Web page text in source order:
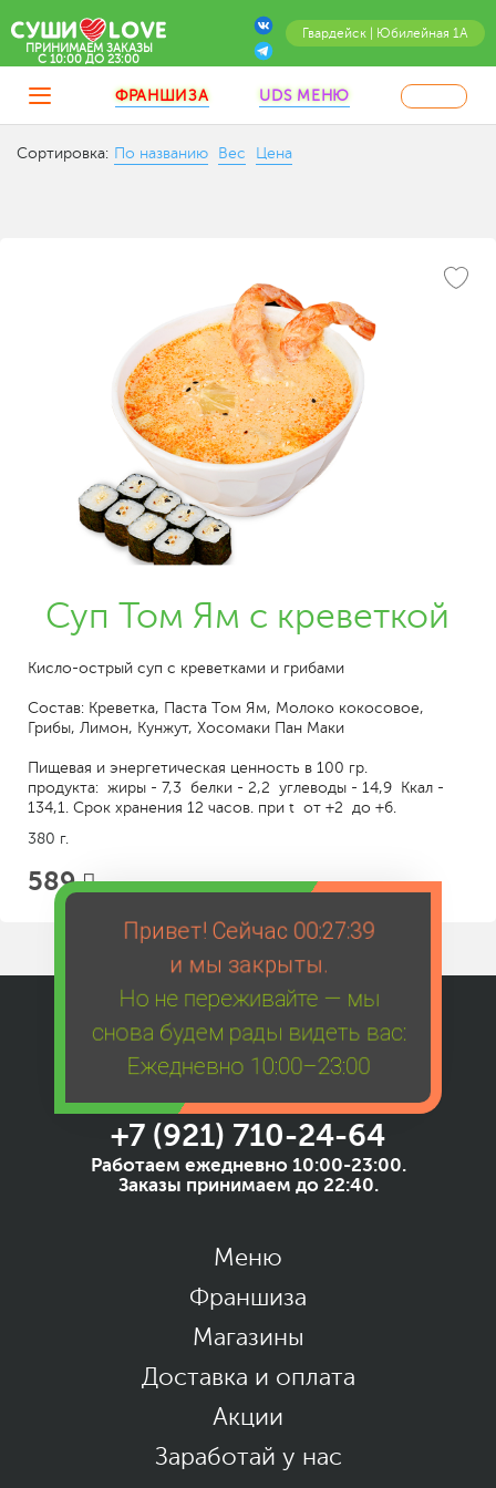
Привет! Сейчас 00:27:39
и мы закрыты.
Но не переживайте — мы
снова будем рады видеть вас:
Ежедневно 10:00–23:00
Гвардейск | Юбилейная 1А
ПРИНИМАЕМ ЗАКАЗЫ
C 10:00 ДО 23:00
ФРАНШИЗА UDS МЕНЮ
Сортировка: По названию Вес Цена
Суп Том Ям с креветкой
Кисло-острый суп с креветками и грибами
Состав: Креветка, Паста Том Ям, Молоко кокосовое,
Грибы, Лимон, Кунжут, Хосомаки Пан Маки
Пищевая и энергетическая ценность в 100 гр.
продукта: жиры - 7,3 белки - 2,2 углеводы - 14,9 Ккал -
134,1. Срок хранения 12 часов. при t от +2 до +6.
380 г.
589
+7 (921) 710-24-64
Работаем ежедневно 10:00-23:00.
Заказы принимаем до 22:40.
Меню
Франшиза
Магазины
Доставка и оплата
Акции
Заработай у нас